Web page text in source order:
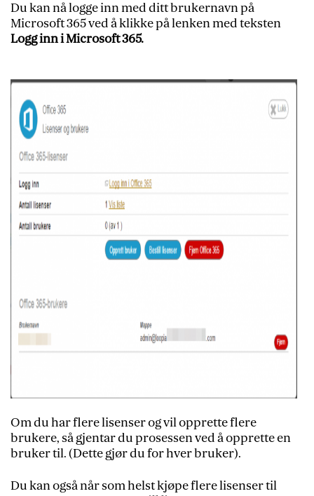
Du kan nå logge inn med ditt brukernavn på
Microsoft 365 ved å klikke på lenken med teksten
Logg inn i Microsoft 365.
Om du har flere lisenser og vil opprette flere
brukere, så gjentar du prosessen ved å opprette en
bruker til. (Dette gjør du for hver bruker).
Du kan også når som helst kjøpe flere lisenser til